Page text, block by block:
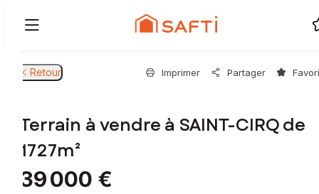
Retour Imprimer Partager
Terrain à vendre à SAINT-CIRQ de
1727m²
39 000 €